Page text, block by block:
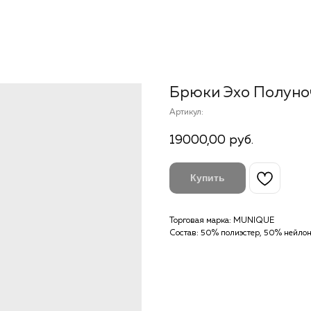
Брюки Эхо
Артикул:
19000,00 руб.
Купить
Торговая марка: MUNIQUE
Состав: 50% полиэстер, 50% нейлон